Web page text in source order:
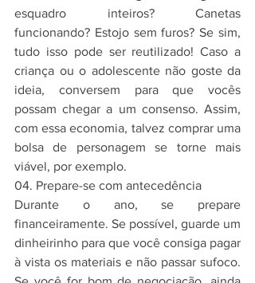
esquadro inteiros? Canetas
funcionando? Estojo sem furos? Se sim,
tudo isso pode ser reutilizado! Caso a
criança ou o adolescente não goste da
ideia, conversem para que vocês
possam chegar a um consenso. Assim,
com essa economia, talvez comprar uma
bolsa de personagem se torne mais
viável, por exemplo.
04. Prepare-se com antecedência
Durante o ano, se prepare
financeiramente. Se possível, guarde um
dinheirinho para que você consiga pagar
à vista os materiais e não passar sufoco.